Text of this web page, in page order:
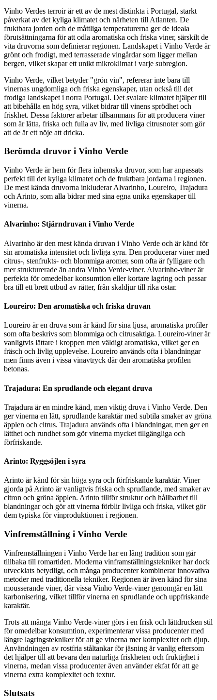
Vinho Verdes terroir är ett av de mest distinkta i Portugal, starkt
påverkat av det kyliga klimatet och närheten till Atlanten. De
fruktbara jorden och de måttliga temperaturerna ger de ideala
förutsättningarna för att odla aromatiska och friska viner, särskilt de
vita druvorna som definierar regionen. Landskapet i Vinho Verde är
grönt och frodigt, med terrasserade vingårdar som ligger mellan
bergen, vilket skapar ett unikt mikroklimat i varje subregion.
Vinho Verde, vilket betyder "grön vin", refererar inte bara till
vinernas ungdomliga och friska egenskaper, utan också till det
frodiga landskapet i norra Portugal. Det svalare klimatet hjälper till
att bibehålla en hög syra, vilket bidrar till vinens sprödhet och
friskhet. Dessa faktorer arbetar tillsammans för att producera viner
som är lätta, friska och fulla av liv, med livliga citrusnoter som gör
att de är ett nöje att dricka.
Berömda druvor i Vinho Verde
Vinho Verde är hem för flera inhemska druvor, som har anpassats
perfekt till det kyliga klimatet och de fruktbara jordarna i regionen.
De mest kända druvorna inkluderar Alvarinho, Loureiro, Trajadura
och Arinto, som alla bidrar med sina egna unika egenskaper till
vinerna.
Alvarinho: Stjärndruvan i Vinho Verde
Alvarinho är den mest kända druvan i Vinho Verde och är känd för
sin aromatiska intensitet och livliga syra. Den producerar viner med
citrus-, stenfrukts- och blommiga aromer, som ofta är fylligare och
mer strukturerade än andra Vinho Verde-viner. Alvarinho-viner är
perfekta för omedelbar konsumtion eller kortare lagring och passar
bra till ett brett utbud av rätter, från skaldjur till rika ostar.
Loureiro: Den aromatiska och friska druvan
Loureiro är en druva som är känd för sina ljusa, aromatiska profiler
som ofta beskrivs som blommiga och citrusaktiga. Loureiro-viner är
vanligtvis lättare i kroppen men väldigt aromatiska, vilket ger en
fräsch och livlig upplevelse. Loureiro används ofta i blandningar
men finns även i vissa vinavtryck där den aromatiska profilen
betonas.
Trajadura: En sprudlande och elegant druva
Trajadura är en mindre känd, men viktig druva i Vinho Verde. Den
ger vinerna en lätt, sprudlande karaktär med subtila smaker av gröna
äpplen och citrus. Trajadura används ofta i blandningar, men ger en
lätthet och rundhet som gör vinerna mycket tillgängliga och
förfriskande.
Arinto: Ryggsöjlen i syra
Arinto är känd för sin höga syra och förfriskande karaktär. Viner
gjorda på Arinto är vanligtvis friska och sprudlande, med smaker av
citron och gröna äpplen. Arinto tillför struktur och hållbarhet till
blandningar och gör att vinerna förblir livliga och friska, vilket gör
dem typiska för vinproduktionen i regionen.
Vinfremställning i Vinho Verde
Vinfremställningen i Vinho Verde har en lång tradition som går
tillbaka till romartiden. Moderna vinframställningstekniker har dock
utvecklats betydligt, och många producenter kombinerar innovativa
metoder med traditionella tekniker. Regionen är även känd för sina
mousserande viner, där vissa Vinho Verde-viner genomgår en lätt
karbonisering, vilket tillför vinerna en sprudlande och uppfriskande
karaktär.
Trots att många Vinho Verde-viner görs i en frisk och lättdrucken stil
för omedelbar konsumtion, experimenterar vissa producenter med
längre lagringstekniker för att ge vinerna mer komplexitet och djup.
Användningen av rostfria ståltankar för jäsning är vanlig eftersom
det hjälper till att bevara den naturliga friskheten och fruktighet i
vinerna, medan vissa producenter även använder ekfat för att ge
vinerna extra komplexitet och textur.
Slutsats